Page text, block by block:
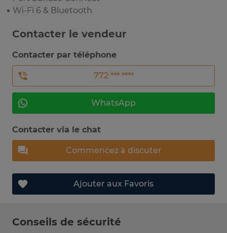
• Wi-Fi 6 & Bluetooth
Contacter le vendeur
Contacter par téléphone
772 *** ****
WhatsApp
Contacter via le chat
Commencez à discuter
Ajouter aux Favoris
Conseils de sécurité